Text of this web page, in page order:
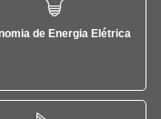
de Energia Elétrica